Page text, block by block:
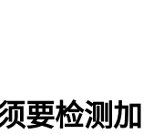
要检测加